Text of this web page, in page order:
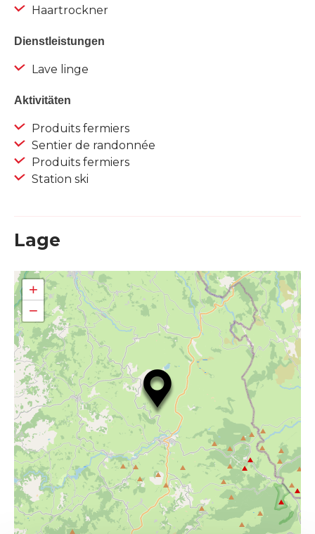
Haartrockner
Dienstleistungen
Lave linge
Aktivitäten
Produits fermiers
Sentier de randonnée
Produits fermiers
Station ski
Lage
+
−